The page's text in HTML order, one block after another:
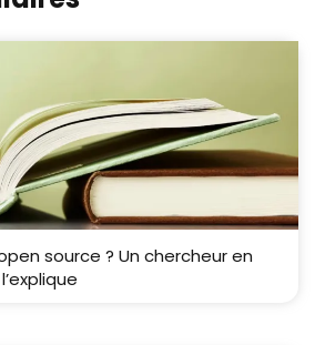
source ? Un chercheur en